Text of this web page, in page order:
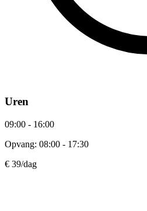
Uren
09:00 - 16:00
Opvang: 08:00 - 17:30
€ 39/dag